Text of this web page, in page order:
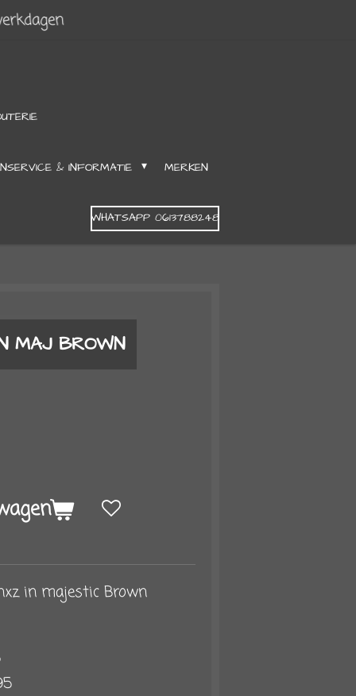
& INFORMATIE MERKEN
WHATSAPP 0613788248
MAJ BROWN
in majestic Brown